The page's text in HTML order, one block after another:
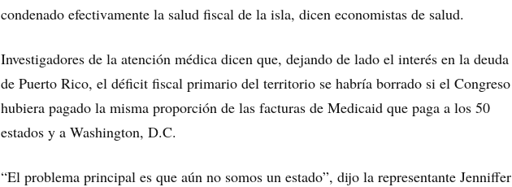
condenado efectivamente la salud fiscal de la isla, dicen economistas de salud.
Investigadores de la atención médica dicen que, dejando de lado el interés en la deuda
de Puerto Rico, el déficit fiscal primario del territorio se habría borrado si el Congreso
hubiera pagado la misma proporción de las facturas de Medicaid que paga a los 50
estados y a Washington, D.C.
“El problema principal es que aún no somos un estado”, dijo la representante Jenniffer